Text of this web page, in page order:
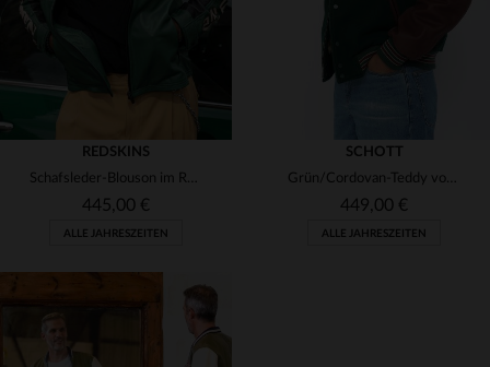
REDSKINS
Schafsleder-Blouson im Racing-Stil - dynamisch, farbenfroh und modern.
445,00 €
ALLE JAHRESZEITEN
SCHOTT
Grün/Cordovan-Teddy von Schott: Rindsleder, Wollbündchen, klassisch.
449,00 €
ALLE JAHRESZEITEN